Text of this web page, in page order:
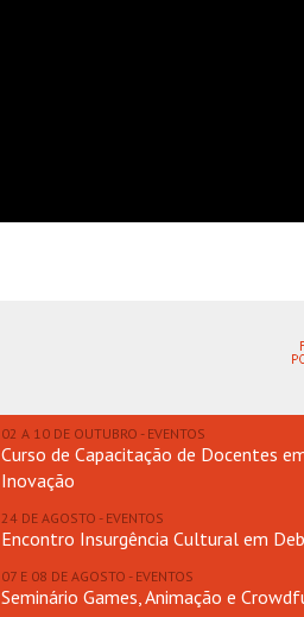
02 A 10 DE OUTUBRO - EVENTOS
Curso de Capacitação de Docentes
Inovação
24 DE AGOSTO - EVENTOS
Encontro Insurgência Cultural em
07 E 08 DE AGOSTO - EVENTOS
Seminário Games, Animação e